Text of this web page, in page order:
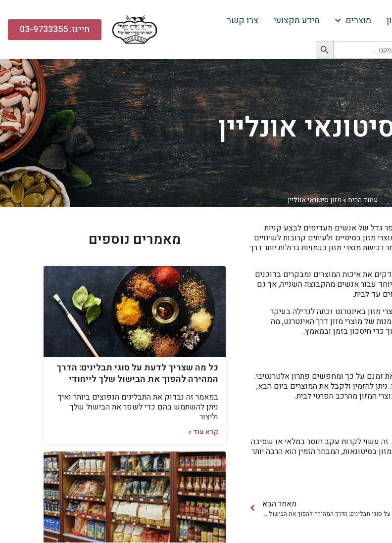
מוצרים מידע מקצועי צרו קשר
חייגו: 03-9733355
אונליין
עמוד הבית»מזון סיטונאי אונליין
גדל של אנשים מעדיפים לבצע קניות
מזון בסיסיים ולעיתים קרובות לשינויים
מוצרי מזון בכמויות גדולות יותר דרך
את איכות המוצרים ומבקרים בדוכנים
עבור אנשים מהקבוצה השנייה, אך גם
עד לבית.
מזון באינטרנט זכתה לגדילה בעיקר
של מוצרי מזון דרך האינטרנט, מה
כדי חיסכון בזמן ובמאמץ.
זמנם על כך ומחפשים פתרון אלטרנטיבי.
להזמין ולקבל את המוצרים ביום הבא,
המזון מהרכב הפרטי לבית.
עשוי לקרות עקב חוסר במלאי או שסיבה
בסיטונאות, המבחר הזמין הוא הרבה יותר
מאמר הבא
כל מה שצריך לדעת על סוגי תבלינים: הדרך המהירה להפוך את הבישול שלך לייחודי
מאמרים נוספים
כל מה שצריך לדעת על סוגי תבלינים: הדרך
המהירה להפוך את הבישול שלך לייחודי
במאמר זה נבדוק את התבלינים הנפוצים ביותר ואיך
ניתן להשתמש בהם כדי לשפר את הבישול שלך
וליצור
קרא עוד »